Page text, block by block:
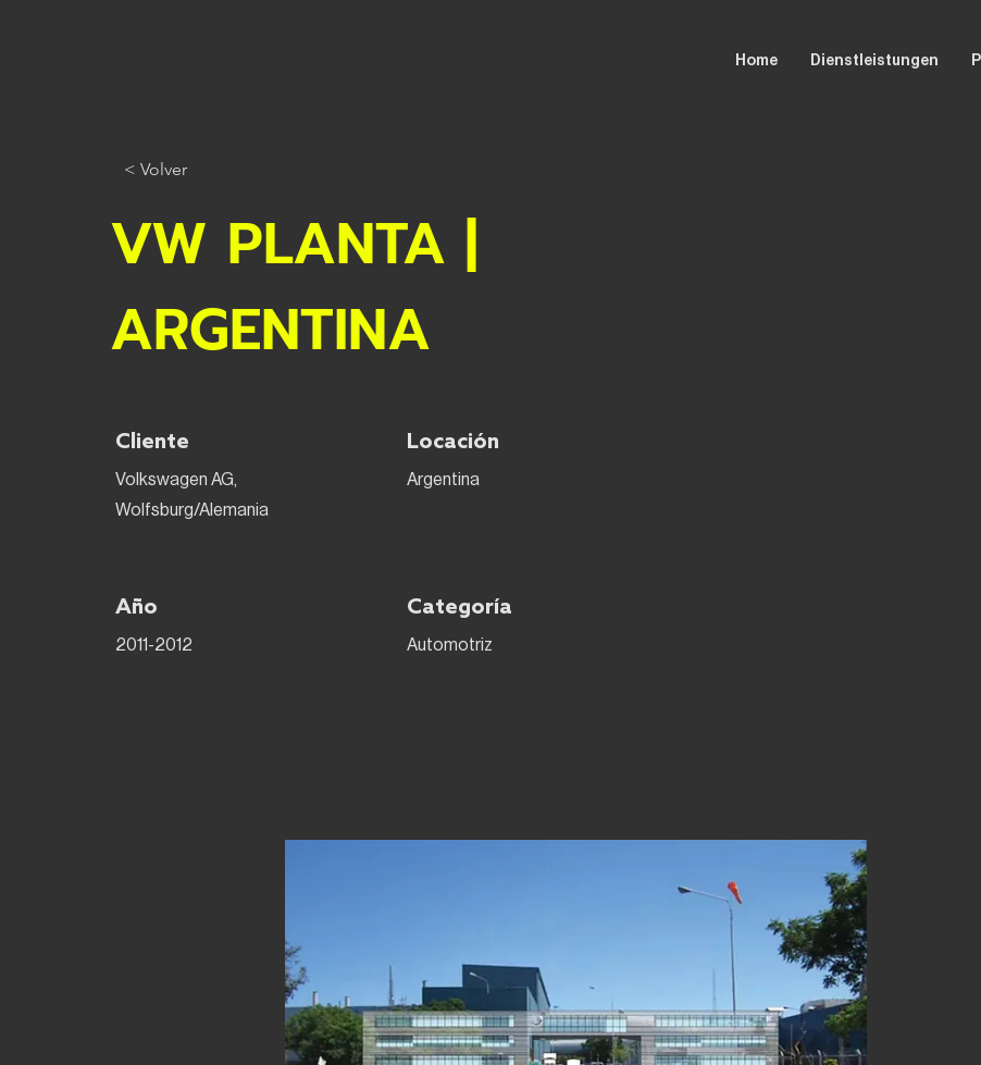
Home Dienstleistungen
< Volver
VW PLANTA |
ARGENTINA
Cliente
Volkswagen AG,
Wolfsburg/Alemania
Locación
Argentina
Año
2011-2012
Categoría
Automotriz